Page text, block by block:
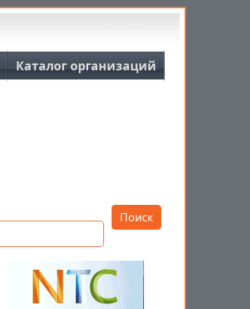
Каталог организаций